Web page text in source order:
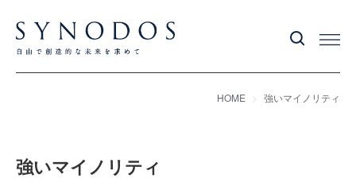
HOME 強いマイノリティ
強いマイノリティ